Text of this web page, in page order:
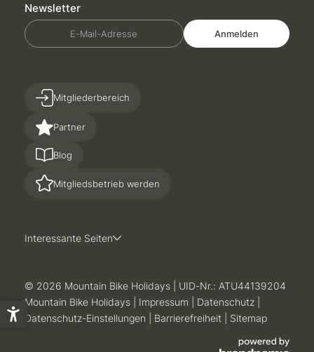
Newsletter
E-Mail-Adresse Anmelden
Partner
Blog
Mitgliedsbetrieb werden
Mitgliederbereich
Interessante Seiten
© 2026 Mountain Bike Holidays
UID-Nr.: ATU44139204
Mountain Bike Holidays
Impressum Datenschutz
Datenschutz-Einstellungen
Barrierefreiheit Sitemap